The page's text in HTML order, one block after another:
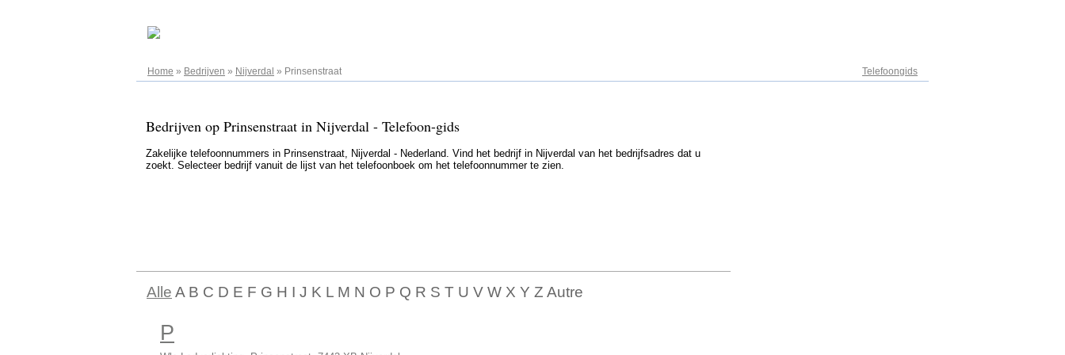
Telefoongids
Home » Bedrijven » Nijverdal » Prinsenstraat
Bedrijven op Prinsenstraat in Nijverdal - Telefoon-gids
Zakelijke telefoonnummers in Prinsenstraat, Nijverdal - Nederland. Vind het bedrijf in Nijverdal van het bedrijfsadres dat u
zoekt. Selecteer bedrijf vanuit de lijst van het telefoonboek om het telefoonnummer te zien.
Alle A B C D E F G H I J K L M N O P Q R S T U V W X Y Z Autre
P